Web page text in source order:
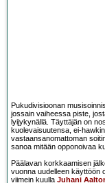
Pukudivisioonan
jossain vaiheessa piste,
lyijykynällä. Täyttäjän on
kuolevaisuutensa, ei-
vastaansanomattoman
sanoa mitään opponoivaa
Päälavan korkkaamisen
vuonna uudelleen käyttöön
viimein kuulla Juhani